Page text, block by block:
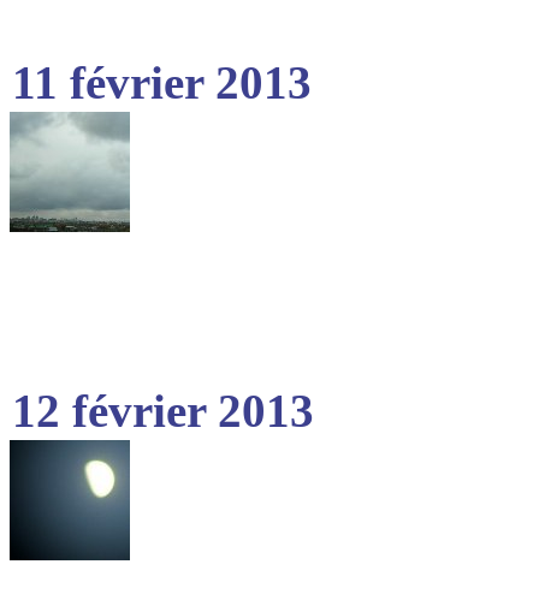
11 février 2013
12 février 2013